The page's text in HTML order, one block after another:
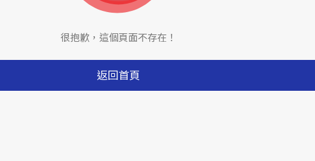
很抱歉，這個頁面不存在！
返回首頁